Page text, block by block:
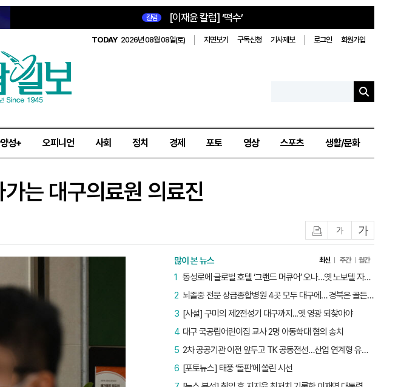
칼럼 [이재윤 칼럼] ‘떡수’
TODAY 2026년 08월 08일(토) 지면보기 구독신청 기사제보 로그인 회원가입
성+ 오피니언 사회 정치 경제 포토 영상 스포츠 생활/문화
는 대구의료원 의료진
글자작게글자크게
많이 본 뉴스 최신 주간 월간
동성로에 글로벌 호텔 ‘그랜드 머큐어’ 오나…옛 노보텔 자리 사무실 개설
1
뇌졸중 전문 상급종합병원 4곳 모두 대구에… 경북은 골든타임 사각지대
2
[사설] 구미의 제2전성기 대구까지...옛 영광 되찾아야
3
대구 국공립어린이집 교사 2명 아동학대 혐의 송치
4
2차 공공기관 이전 앞두고 TK 공동전선…산업 연계형 유치 승부수
5
[포토뉴스] 태풍 ‘돌핀’에 쏠린 시선
6